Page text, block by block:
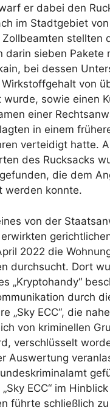
er dabei den
im Stadtgebiet
stellten
darin sieben Pakete
bei dessen
von
sowie einen
einer
in einem
verteidigt hatte.
des Rucksacks
die dem
werden konnte.
von der
2022 die
durchsucht. Dort
„Kryptohandy“
durch
„Sky ECC“, die
von kriminellen
verschlüsselt
Auswertung
ECC“ im
führte schließlich